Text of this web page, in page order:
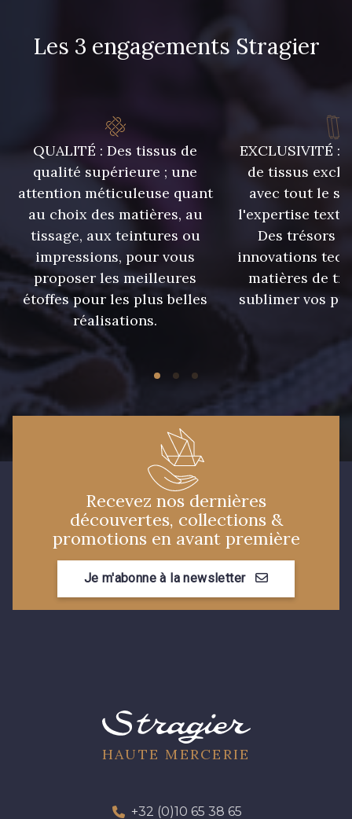
43 - Jaune Safran
45 - Menthe 46 - Rose Zéphyr
47 - Prunelle 32 - Corail
34 - Marine 36 - Menthe bleue
31 - Pêche
35 - Rose Cyclamen 30 - Rose Perle
07342 - Bleu Méditerranée
07378 - Bleu Optimiste
07288 - Bleu Océan 683YQ - Pêche clair
03735 - Framboise givrée 48 - Rouge
54 - Vert Canard 58 - Vert Emeraude
55 - Lilas 56 - Bleu Lavande
Les 3 engagements Stragier
QUALITÉ : Des tissus de
qualité supérieure ; une
attention méticuleuse quant
au choix des matières, au
tissage, aux teintures ou
impressions, pour vous
proposer les meilleures
étoffes pour les plus belles
réalisations.
EXCLUSIVITÉ :
de tissus
avec tout le
l'expertise
Des trésors
innovations
matières de
sublimer vos
Recevez nos dernières
découvertes, collections &
promotions en avant première
Je m'abonne à la newsletter
HAUTE MERCERIE
+32 (0)10 65 38 65